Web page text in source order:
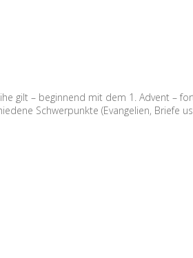
gilt – beginnend mit dem 1. Advent –
Schwerpunkte (Evangelien, Briefe